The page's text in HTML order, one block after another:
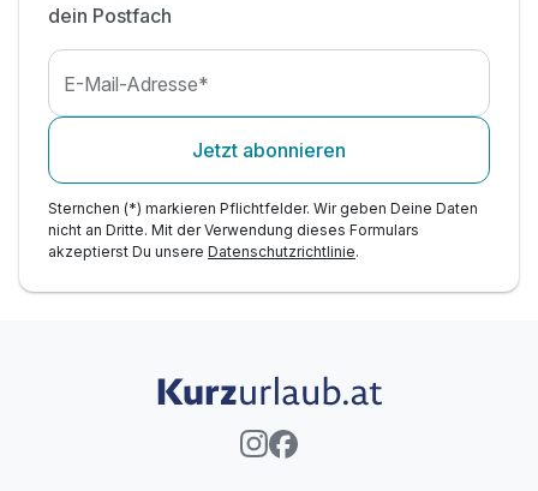
dein Postfach
E-Mail-Adresse*
Jetzt abonnieren
Sternchen (*) markieren Pflichtfelder. Wir geben Deine Daten
nicht an Dritte. Mit der Verwendung dieses Formulars
akzeptierst Du unsere Datenschutzrichtlinie.